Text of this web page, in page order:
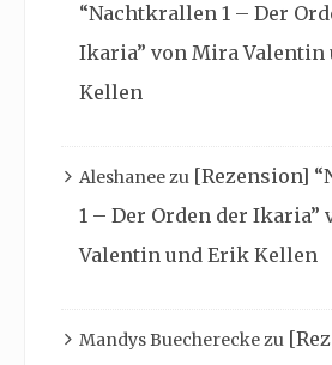
“Nachtkrallen 1 – Der
Ikaria” von Mira Valentin
Kellen
Aleshaneezu [Rezension]
1 – Der Orden der Ikaria”
Valentin und Erik Kellen
Mandys Buechereckezu